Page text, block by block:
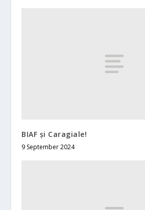
BIAF și Caragiale!
9 September 2024